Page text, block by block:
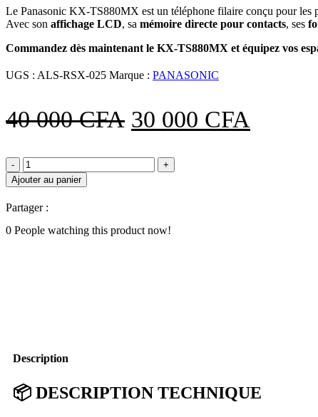
Le Panasonic KX-TS880MX est un téléphone filaire conçu pour les
Avec son affichage LCD, sa mémoire directe pour contacts, ses
Commandez dès maintenant le KX-TS880MX et équipez vos
UGS : ALS-RSX-025 Marque : PANASONIC
40 000CFA Le
initial
40
30 000 CFA
quantité
de
TELEPHONE
KX-
TS880MX
en
Ajouter au panier
Partager :
0 People watching this product now!
Description
📦 DESCRIPTION TECHNIQUE